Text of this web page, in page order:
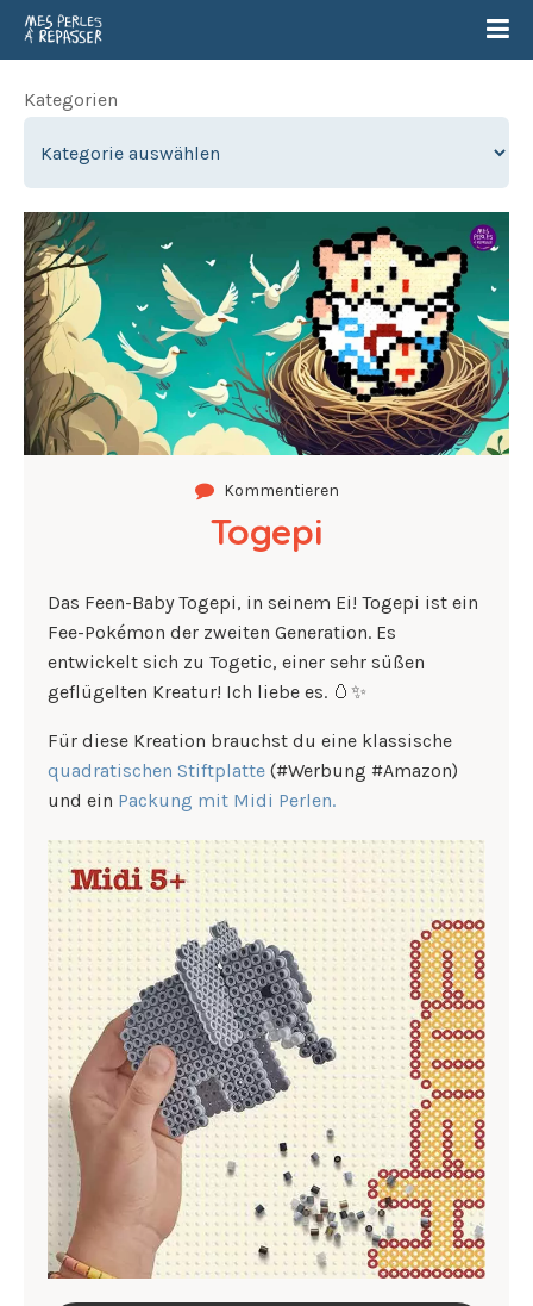
Kategorien
Kommentieren
Togepi
Das Feen-Baby Togepi, in seinem Ei! Togepi ist ein
Fee-Pokémon der zweiten Generation. Es
entwickelt sich zu Togetic, einer sehr süßen
geflügelten Kreatur! Ich liebe es. 🥚✨
Für diese Kreation brauchst du eine klassische
quadratischen Stiftplatte (#Werbung #Amazon)
und ein Packung mit Midi Perlen.